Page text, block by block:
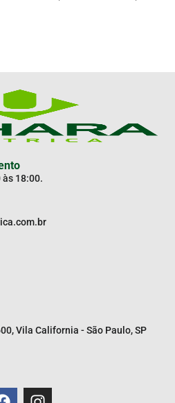
18:00.
Vila California - São Paulo, SP